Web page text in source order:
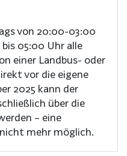
von 20:00-03:00
05:00 Uhr alle
einer Landbus- oder
vor die eigene
2025 kann der
über die
– eine
mehr möglich.